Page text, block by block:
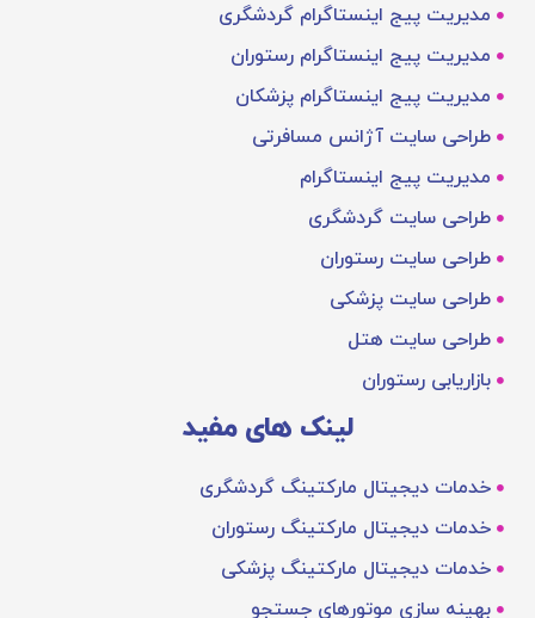
مدیریت پیج اینستاگرام گردشگری
مدیریت پیج اینستاگرام رستوران
مدیریت پیج اینستاگرام پزشکان
طراحی سایت آژانس مسافرتی
مدیریت پیج اینستاگرام
طراحی سایت گردشگری
طراحی سایت رستوران
طراحی سایت پزشکی
طراحی سایت هتل
بازاریابی رستوران
لینک های مفید
خدمات دیجیتال مارکتینگ گردشگری
خدمات دیجیتال مارکتینگ رستوران
خدمات دیجیتال مارکتینگ پزشکی
بهینه‌ سازی موتورهای جستجو